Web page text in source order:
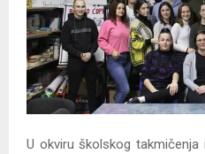
U okviru školskog takmičenja